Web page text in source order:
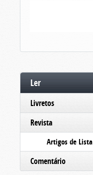
Ler
Livretos
Revista
Artigos de Lista
Comentário